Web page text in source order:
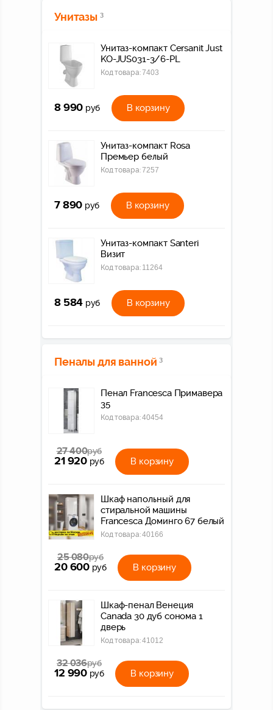
Унитазы 3
Унитаз-компакт Cersanit Just
KO-JUS031-3/6-PL
Код товара:7403
8 990 руб В корзину
Унитаз-компакт Rosa
Премьер белый
Код товара:7257
7 890 руб В корзину
Унитаз-компакт Santeri
Визит
Код товара: 11264
8 584 руб В корзину
Пеналы для ванной 3
Пенал Francesca Примавера
35
Код товара:40454
27 400руб
21 920 руб В корзину
Шкаф напольный для
стиральной машины
Francesca Доминго 67 белый
Код товара:40166
25 080руб
20 600 руб В корзину
Шкаф-пенал Венеция
Canada 30 дуб сонома 1
дверь
Код товара:41012
32 036руб
12 990 руб В корзину